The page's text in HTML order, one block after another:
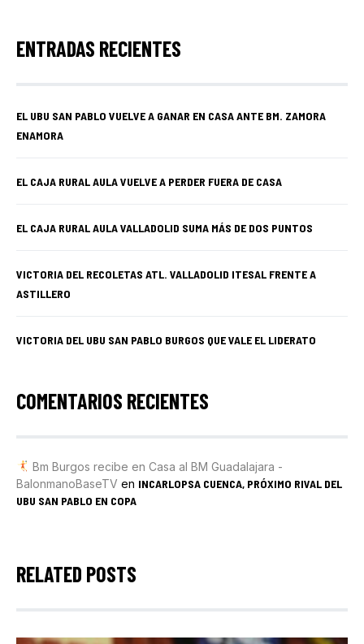
ENTRADAS RECIENTES
EL UBU SAN PABLO VUELVE A GANAR EN CASA ANTE BM. ZAMORA
ENAMORA
EL CAJA RURAL AULA VUELVE A PERDER FUERA DE CASA
EL CAJA RURAL AULA VALLADOLID SUMA MÁS DE DOS PUNTOS
VICTORIA DEL RECOLETAS ATL. VALLADOLID ITESAL FRENTE A
ASTILLERO
VICTORIA DEL UBU SAN PABLO BURGOS QUE VALE EL LIDERATO
COMENTARIOS RECIENTES
Bm Burgos recibe en Casa al BM Guadalajara -
BalonmanoBaseTV en INCARLOPSA CUENCA, PRÓXIMO RIVAL DEL
UBU SAN PABLO EN COPA
RELATED POSTS